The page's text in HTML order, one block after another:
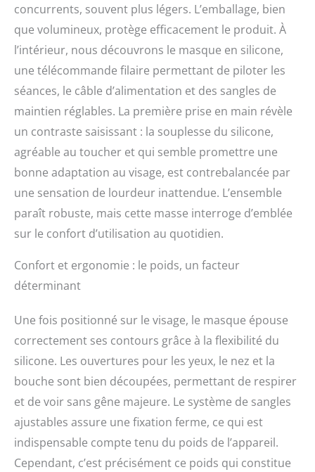
concurrents, souvent plus légers. L’emballage, bien
que volumineux, protège efficacement le produit. À
l’intérieur, nous découvrons le masque en silicone,
une télécommande filaire permettant de piloter les
séances, le câble d’alimentation et des sangles de
maintien réglables. La première prise en main révèle
un contraste saisissant : la souplesse du silicone,
agréable au toucher et qui semble promettre une
bonne adaptation au visage, est contrebalancée par
une sensation de lourdeur inattendue. L’ensemble
paraît robuste, mais cette masse interroge d’emblée
sur le confort d’utilisation au quotidien.
Confort et ergonomie : le poids, un facteur
déterminant
Une fois positionné sur le visage, le masque épouse
correctement ses contours grâce à la flexibilité du
silicone. Les ouvertures pour les yeux, le nez et la
bouche sont bien découpées, permettant de respirer
et de voir sans gêne majeure. Le système de sangles
ajustables assure une fixation ferme, ce qui est
indispensable compte tenu du poids de l’appareil.
Cependant, c’est précisément ce poids qui constitue